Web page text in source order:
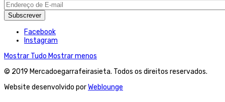
Subscrever
Facebook
Instagram
Mostrar Tudo Mostrar menos
© 2019 Mercadoegarrafeirasieta. Todos os direitos reservados.
Website desenvolvido porWeblounge